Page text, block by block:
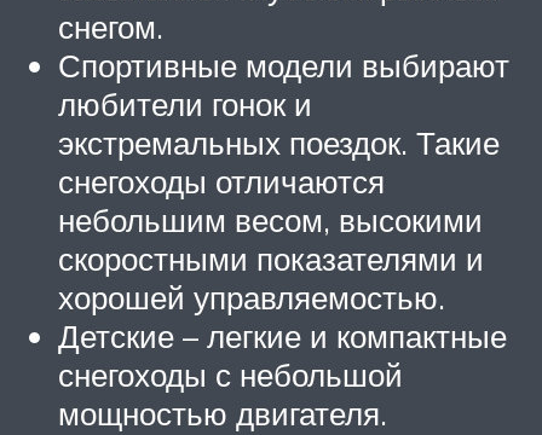
снегом.
Спортивные модели выбирают
любители гонок и
экстремальных поездок. Такие
снегоходы отличаются
небольшим весом, высокими
скоростными показателями и
хорошей управляемостью.
Детские – легкие и компактные
снегоходы с небольшой
мощностью двигателя.